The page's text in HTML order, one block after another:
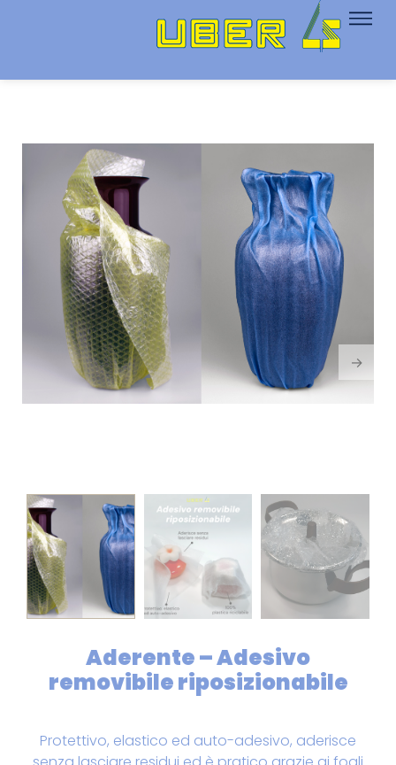
Aderente – Adesivo
removibile riposizionabile
Protettivo, elastico ed auto-adesivo, aderisce